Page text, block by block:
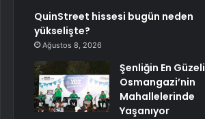
QuinStreet hissesi bugün neden
yükselişte?
Ağustos 8, 2026
Şenliğin En Güzeli
Osmangazi’nin
Mahallelerinde
Yaşanıyor